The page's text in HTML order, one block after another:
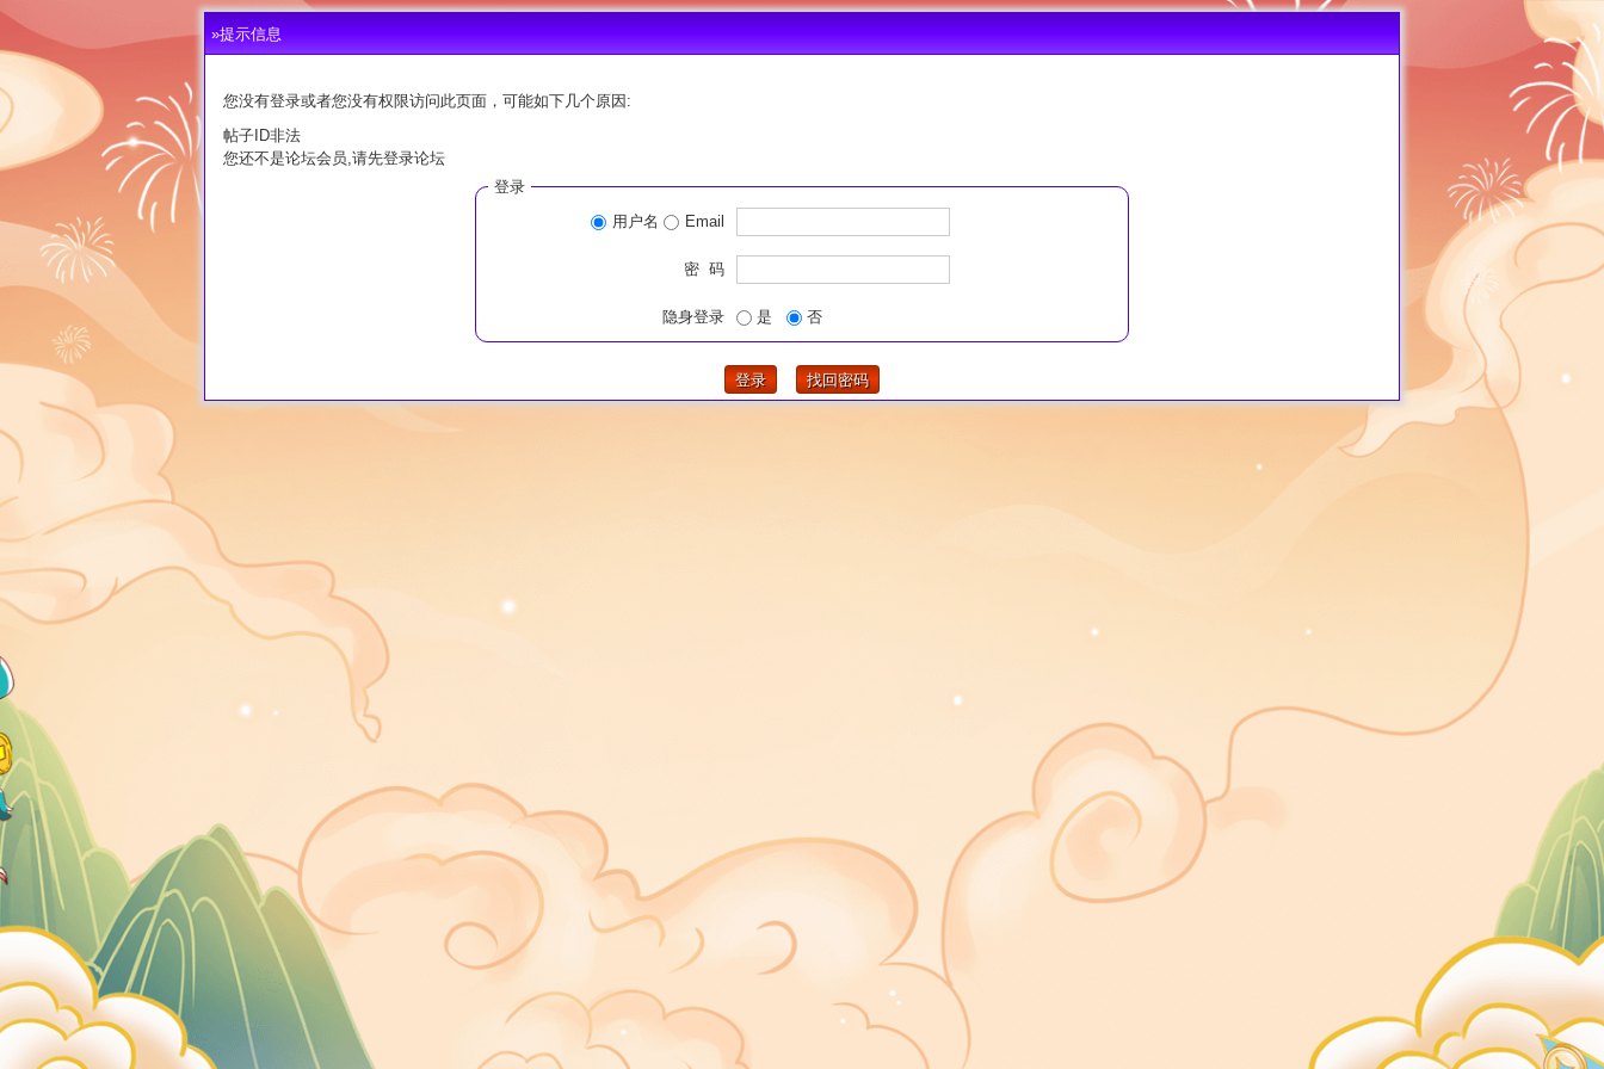
»提示信息
您没有登录或者您没有权限访问此页面，可能如下几个原因:
帖子ID非法
您还不是论坛会员,请先登录论坛
登录
用户名
Email
密 码
隐身登录 是 否